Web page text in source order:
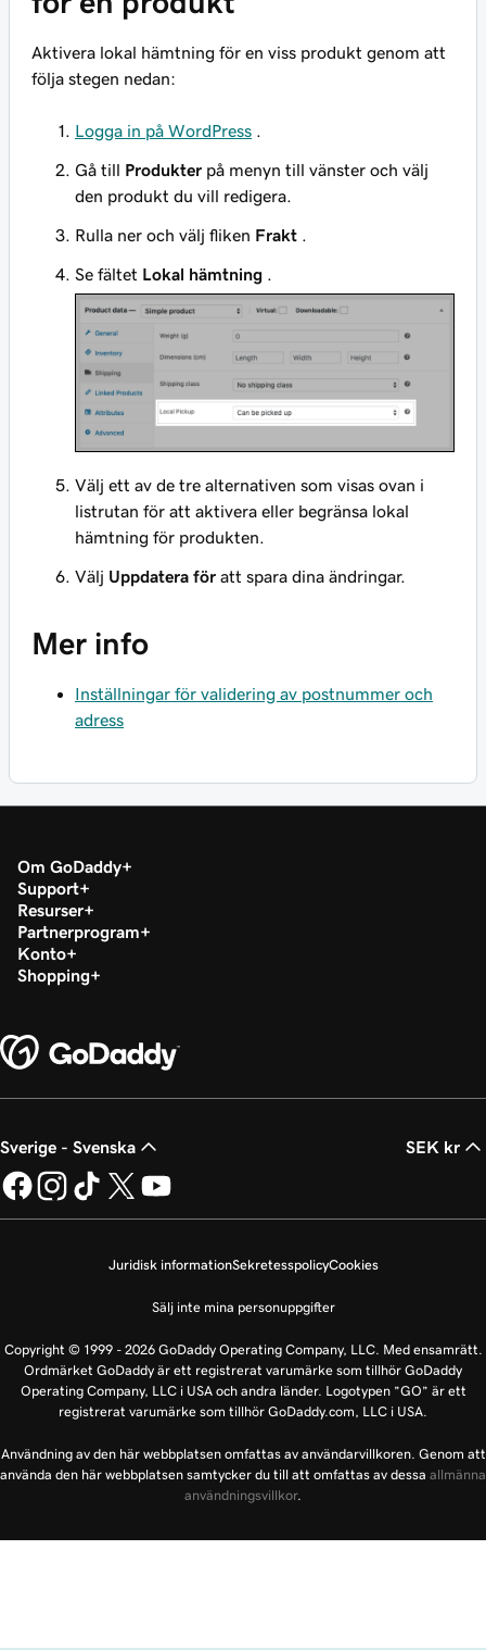
Aktivera lokal hämtning för en viss produkt genom att
följa stegen nedan:
Logga in på WordPress
Gå till Produkter på menyn till vänster och välj
den produkt du vill redigera.
Rulla ner och välj fliken Frakt
Se fältet Lokal hämtning
Välj ett av de tre alternativen som visas ovan i
listrutan för att aktivera eller begränsa lokal
hämtning för produkten.
Välj Uppdatera för att spara dina ändringar.
Mer info
Inställningar för validering av postnummer och
adress
Om GoDaddy
Support
Resurser
Partnerprogram
Konto
Shopping
Sverige - Svenska SEK kr
Juridisk informationSekretesspolicyCookies
Sälj inte mina personuppgifter
Copyright © 1999 - 2026 GoDaddy Operating Company, LLC. Med ensamrätt.
Ordmärket GoDaddy är ett registrerat varumärke som tillhör GoDaddy
Operating Company, LLC i USA och andra länder. Logotypen ”GO” är ett
registrerat varumärke som tillhör GoDaddy.com, LLC i USA.
Användning av den här webbplatsen omfattas av användarvillkoren. Genom att
använda den här webbplatsen samtycker du till att omfattas av dessa allmänna
användningsvillkor.